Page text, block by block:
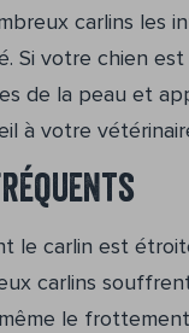
carlins les
Si votre chien
de la peau et
à votre
le carlin est
carlins
le